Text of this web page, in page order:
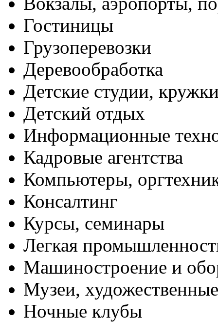
Гостиницы
Грузоперевозки
Деревообработка
Детские студии,
Детский отдых
Информационные
Кадровые агентства
Компьютеры,
Консалтинг
Курсы, семинары
Легкая
Машиностроение и
Музеи,
Ночные клубы